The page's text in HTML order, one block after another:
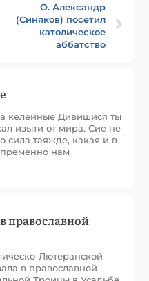
О. Александр
(Синяков) посетил
католическое
аббатство
келейные Дивишися ты
изыти от мира. Сие не
сила таяжде, какая и в
нам
православной
Лютеранской
в православной